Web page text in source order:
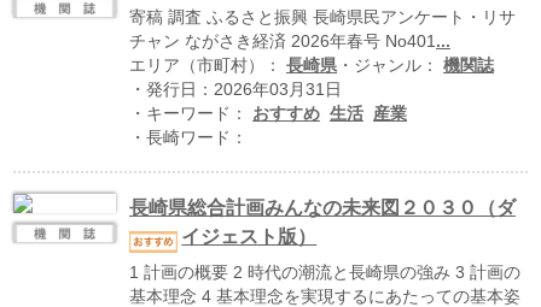
寄稿 調査 ふるさと振興 長崎県民アンケート・リサ
チャン ながさき経済 2026年春号 No401...
エリア（市町村）： 長崎県・ジャンル： 機関誌
・発行日：2026年03月31日
・キーワード： おすすめ 生活
産業
・長崎ワード：
長崎県総合計画みんなの未来図２０３０（ダ
イジェスト版）
1 計画の概要 2 時代の潮流と長崎県の強み 3 計画の
基本理念 4 基本理念を実現するにあたっての基本姿
長崎と天草地方の潜伏キリシタン
大学・専門学校ナビ
ハイスクールナビ
小・中学校ナビ
いきebooks
ながよebooks